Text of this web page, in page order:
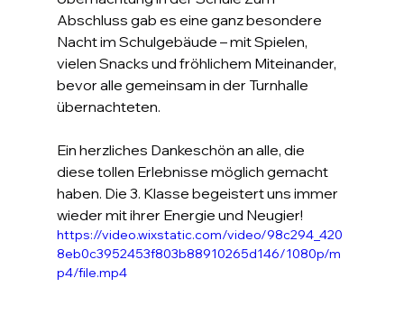
Abschluss gab es eine ganz besondere
Nacht im Schulgebäude – mit Spielen,
vielen Snacks und fröhlichem Miteinander,
bevor alle gemeinsam in der Turnhalle
übernachteten.
Ein herzliches Dankeschön an alle, die
diese tollen Erlebnisse möglich gemacht
haben. Die 3. Klasse begeistert uns immer
wieder mit ihrer Energie und Neugier!
https://video.wixstatic.com/video/98c294_420
8eb0c3952453f803b88910265d146/1080p/m
p4/file.mp4